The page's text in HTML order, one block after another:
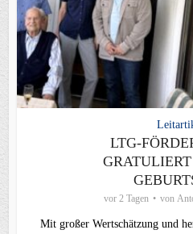
LTG-
vor 2 Tagen von
Mit großer Wertschätzung und